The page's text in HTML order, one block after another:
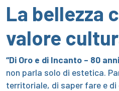
La bellezza
valore
“Di Oro e di Incanto – 80
non parla solo di estetica.
territoriale, di saper fare e di